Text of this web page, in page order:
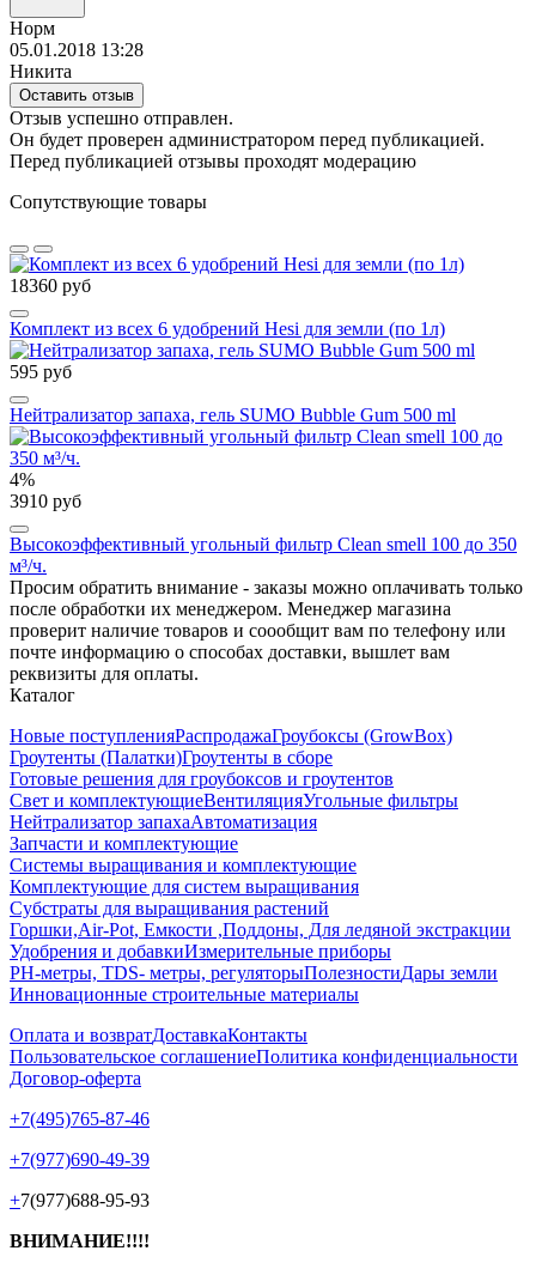
Норм
05.01.2018 13:28
Никита
Оставить отзыв
Отзыв успешно отправлен.
Он будет проверен администратором перед публикацией.
Перед публикацией отзывы проходят модерацию
Сопутствующие товары
18360 руб
Комплект из всех 6 удобрений Hesi для земли (по 1л)
595 руб
Нейтрализатор запаха, гель SUMO Bubble Gum 500 ml
4%
3910 руб
Высокоэффективный угольный фильтр Clean smell 100 до 350
м³/ч.
Просим обратить внимание - заказы можно оплачивать только
после обработки их менеджером. Менеджер магазина
проверит наличие товаров и соообщит вам по телефону или
почте информацию о способах доставки, вышлет вам
реквизиты для оплаты.
Каталог
Новые поступленияРаспродажаГроубоксы (GrowBox)
Гроутенты (Палатки)Гроутенты в сборе
Готовые решения для гроубоксов и гроутентов
Свет и комплектующиеВентиляцияУгольные фильтры
Нейтрализатор запахаАвтоматизация
Запчасти и комплектующие
Системы выращивания и комплектующие
Комплектующие для систем выращивания
Субстраты для выращивания растений
Горшки,Air-Pot, Емкости ,Поддоны, Для ледяной экстракции
Удобрения и добавкиИзмерительные приборы
РН-метры, TDS- метры, регуляторыПолезностиДары земли
Инновационные строительные материалы
Оплата и возвратДоставкаКонтакты
Пользовательское соглашениеПолитика конфиденциальности
Договор-оферта
+7(495)765-87-46
+7(977)690-49-39
+7(977)688-95-93
ВНИМАНИЕ!!!!